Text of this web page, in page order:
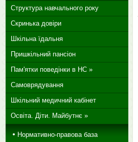
Структура навчального року
Скринька довіри
Шкільна їдальня
Пришкільний пансіон
Пам'ятки поведінки в НС »
Самоврядування
Шкільний медичний кабінет
Освіта. Діти. Майбутнє »
Нормативно-правова база